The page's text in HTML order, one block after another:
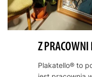
Z PRACOWNI
Plakatello® to